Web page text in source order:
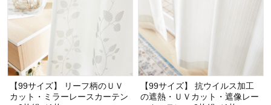
【99サイズ】 リーフ柄のＵＶ
カット・ミラーレースカーテン
【99サイズ】 抗ウイルス加工
の遮熱・ＵＶカット・遮像レー